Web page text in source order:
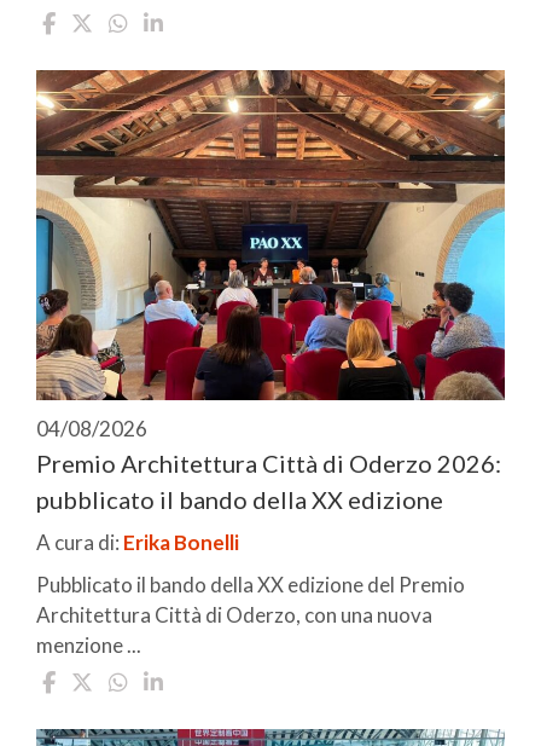
04/08/2026
Premio Architettura Città di Oderzo 2026:
pubblicato il bando della XX edizione
A cura di: Erika Bonelli
Pubblicato il bando della XX edizione del Premio
Architettura Città di Oderzo, con una nuova
menzione ...